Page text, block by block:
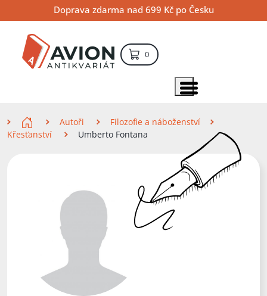
na
obsah
na
navigaci
na
vyhledávání
Doprava zdarma nad 699 Kč po Česku
0položek – košík
Zobrazit položky menu
Autoři
Filozofie a náboženství
Křesťanství
Umberto Fontana